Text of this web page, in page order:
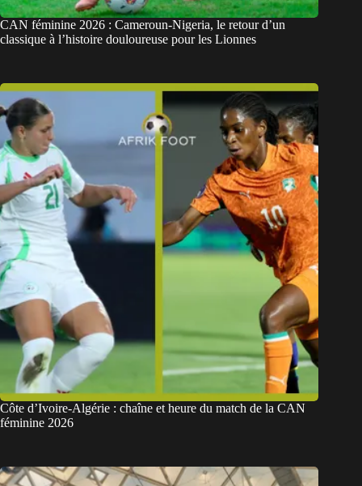
CAN féminine 2026 : Cameroun-Nigeria, le retour d’un
classique à l’histoire douloureuse pour les Lionnes
Côte d’Ivoire-Algérie : chaîne et heure du match de la CAN
féminine 2026